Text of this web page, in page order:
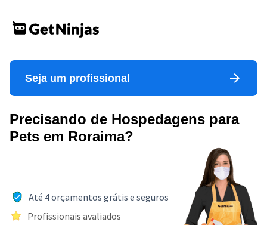
Seja um profissional
Precisando de Hospedagens para
Pets em Roraima?
Até 4 orçamentos grátis e seguros
Profissionais avaliados